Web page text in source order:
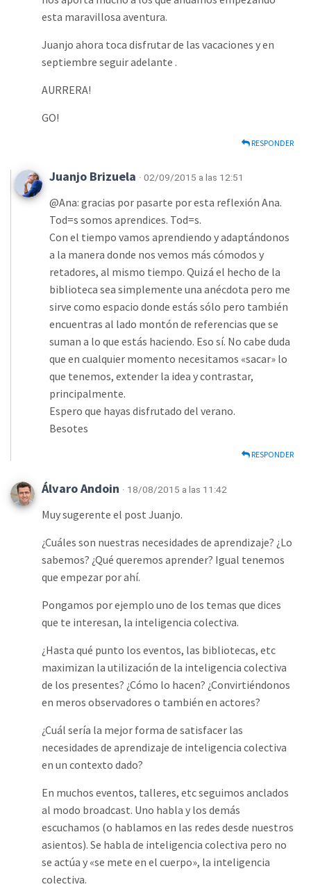
esta maravillosa aventura.
Juanjo ahora toca disfrutar de las vacaciones y en
septiembre seguir adelante .
AURRERA!
GO!
RESPONDER
Juanjo Brizuela · 02/09/2015 a las 12:51
@Ana: gracias por pasarte por esta reflexión Ana.
Tod=s somos aprendices. Tod=s.
Con el tiempo vamos aprendiendo y adaptándonos
a la manera donde nos vemos más cómodos y
retadores, al mismo tiempo. Quizá el hecho de la
biblioteca sea simplemente una anécdota pero me
sirve como espacio donde estás sólo pero también
encuentras al lado montón de referencias que se
suman a lo que estás haciendo. Eso sí. No cabe duda
que en cualquier momento necesitamos «sacar» lo
que tenemos, extender la idea y contrastar,
principalmente.
Espero que hayas disfrutado del verano.
Besotes
RESPONDER
Álvaro Andoin · 18/08/2015 a las 11:42
Muy sugerente el post Juanjo.
¿Cuáles son nuestras necesidades de aprendizaje? ¿Lo
sabemos? ¿Qué queremos aprender? Igual tenemos
que empezar por ahí.
Pongamos por ejemplo uno de los temas que dices
que te interesan, la inteligencia colectiva.
¿Hasta qué punto los eventos, las bibliotecas, etc
maximizan la utilización de la inteligencia colectiva
de los presentes? ¿Cómo lo hacen? ¿Convirtiéndonos
en meros observadores o también en actores?
¿Cuál sería la mejor forma de satisfacer las
necesidades de aprendizaje de inteligencia colectiva
en un contexto dado?
En muchos eventos, talleres, etc seguimos anclados
al modo broadcast. Uno habla y los demás
escuchamos (o hablamos en las redes desde nuestros
asientos). Se habla de inteligencia colectiva pero no
se actúa y «se mete en el cuerpo», la inteligencia
colectiva.